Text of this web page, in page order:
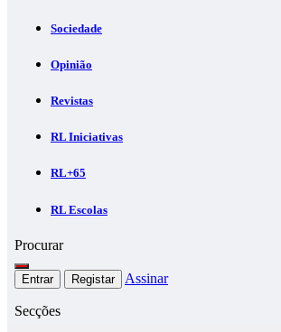
Sociedade
Opinião
Revistas
RL Iniciativas
RL+65
RL Escolas
Procurar
Entrar Registar Assinar
Secções